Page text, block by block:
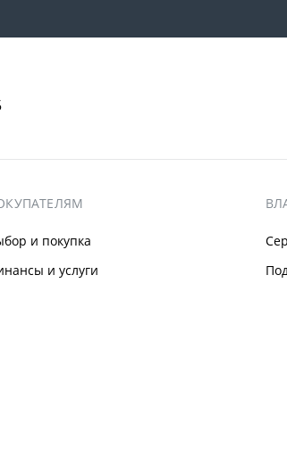
и покупка
и услуги